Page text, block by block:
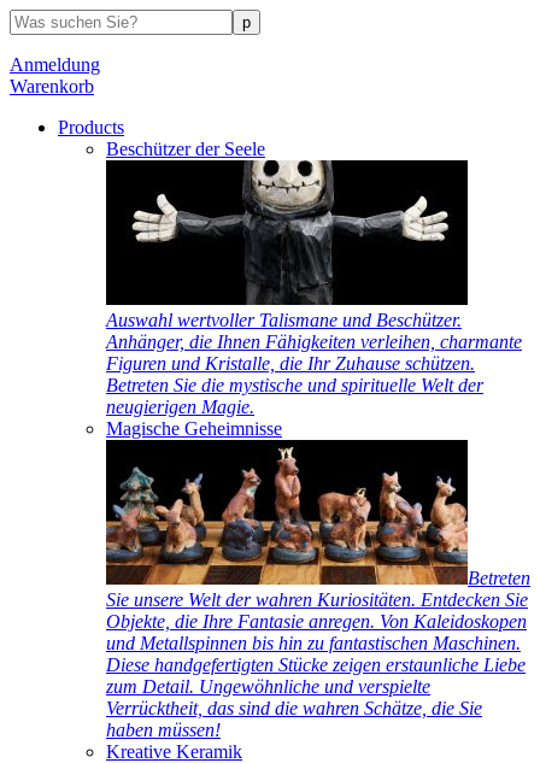
Anmeldung
Warenkorb
Products
Beschützer der Seele
Auswahl wertvoller Talismane und Beschützer.
Anhänger, die Ihnen Fähigkeiten verleihen, charmante
Figuren und Kristalle, die Ihr Zuhause schützen.
Betreten Sie die mystische und spirituelle Welt der
neugierigen Magie.
Magische Geheimnisse
Betreten
Sie unsere Welt der wahren Kuriositäten. Entdecken Sie
Objekte, die Ihre Fantasie anregen. Von Kaleidoskopen
und Metallspinnen bis hin zu fantastischen Maschinen.
Diese handgefertigten Stücke zeigen erstaunliche Liebe
zum Detail. Ungewöhnliche und verspielte
Verrücktheit, das sind die wahren Schätze, die Sie
haben müssen!
Kreative Keramik